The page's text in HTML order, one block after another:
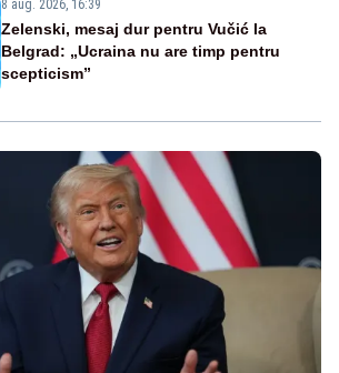
8 aug. 2026, 16:39
Zelenski, mesaj dur pentru Vučić la
Belgrad: „Ucraina nu are timp pentru
scepticism”